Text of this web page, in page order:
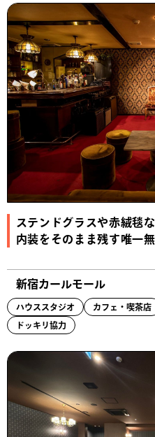
ステンドグラスや赤絨毯
内装をそのまま残す唯一
新宿カールモール
ハウススタジオ カフェ・喫茶店
ドッキリ協力